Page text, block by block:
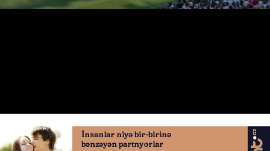
Xulian Ensisonun qolu